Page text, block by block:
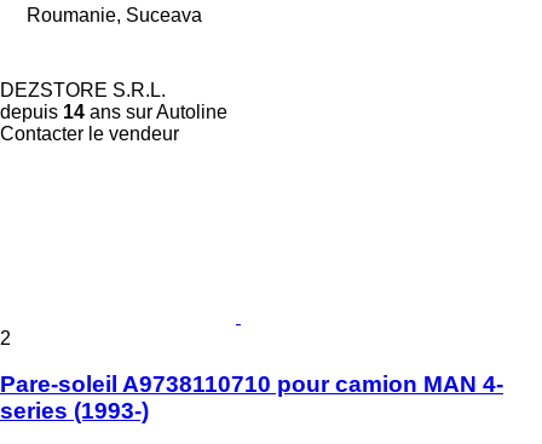
Roumanie, Suceava
DEZSTORE S.R.L.
depuis 14 ans sur Autoline
Contacter le vendeur
2
Pare-soleil A9738110710 pour camion MAN 4-
series (1993-)